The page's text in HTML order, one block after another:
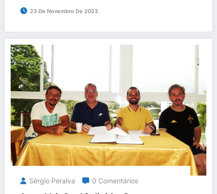
23 De Novembro De 2023
Sérgio Peralva 0 Comentários